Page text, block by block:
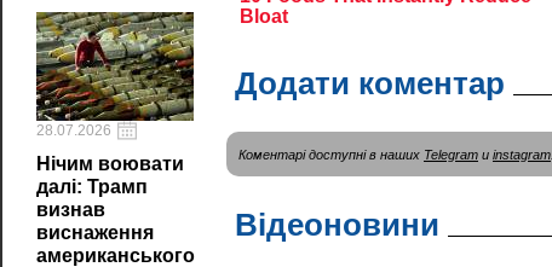
28.07.2026
Нічим воювати
далі: Трамп
визнав
виснаження
американського
Додати коментар
Коментарі доступні в наших Telegram и instagram
Відеоновини